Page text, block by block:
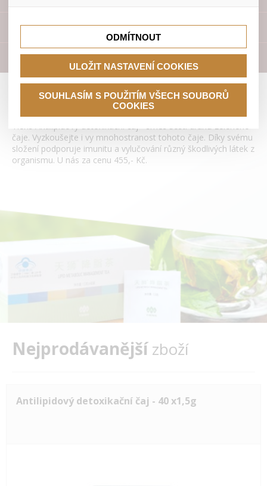
Přístroje
Antilipidový detoxikační čaj Tianshi
Tiens Antilipidový detoxikační čaj - směs šesti druhů zeleného
čaje. Vyzkoušejte i vy mnohostranost tohoto čaje. Díky svému
složení podporuje imunitu a vylučování různý škodlivých látek z
organismu. U nás za cenu 455,- Kč.
Nejprodávanějšízboží
Antilipidový detoxikační čaj - 40 x1,5g
se nevhodným doporučením produktů či jiným
nedůležitým nabídkám.
marketingové kampaně.
ODMÍTNOUT
ULOŽIT NASTAVENÍ COOKIES
SOUHLASÍM S POUŽITÍM VŠECH SOUBORŮ
COOKIES